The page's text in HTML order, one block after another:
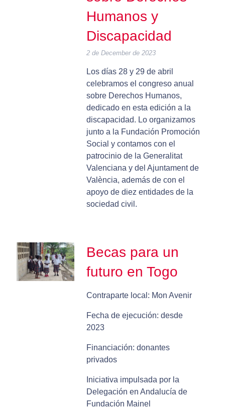
Humanos y
Discapacidad
2 de December de 2023
Los días 28 y 29 de abril
celebramos el congreso anual
sobre Derechos Humanos,
dedicado en esta edición a la
discapacidad. Lo organizamos
junto a la Fundación Promoción
Social y contamos con el
patrocinio de la Generalitat
Valenciana y del Ajuntament de
València, además de con el
apoyo de diez entidades de la
sociedad civil.
Becas para un
futuro en Togo
Contraparte local: Mon Avenir
Fecha de ejecución: desde
2023
Financiación: donantes
privados
Iniciativa impulsada por la
Delegación en Andalucía de
Fundación Mainel